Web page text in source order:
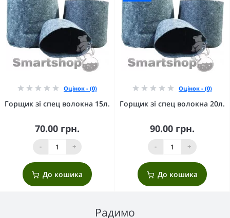
Оцінок - (0)
Горщик зі спец волокна 15л.
70.00 грн.
- +
До кошика
Оцінок - (0)
Горщик зі спец волокна 20л.
90.00 грн.
- +
До кошика
Радимо